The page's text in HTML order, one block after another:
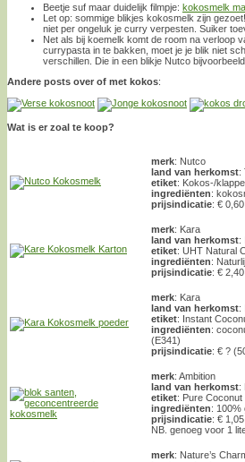
Beetje suf maar duidelijk filmpje: kokosmelk
Let op: sommige blikjes kokosmelk zijn
niet per ongeluk je curry verpesten. Suiker
Net als bij koemelk komt de room na verloop
currypasta in te bakken, moet je je blik niet
verschillen. Die in een blikje Nutco
Andere posts over of met kokos:
Wat is er zoal te koop?
merk: Nutco
land van herkomst:
etiket: Kokos-/
ingrediënten:
prijsindicatie: €
merk: Kara
land van herkomst:
etiket: UHT Natural
ingrediënten:
prijsindicatie: €
merk: Kara
land van herkomst:
etiket: Instant
ingrediënten:
(E341)
prijsindicatie: € ?
merk: Ambition
land van herkomst:
etiket: Pure Coconut
ingrediënten: 100%
prijsindicatie: €
NB. genoeg voor 1
merk: Nature’s